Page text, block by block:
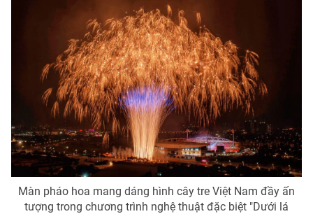
Màn pháo hoa mang dáng hình cây tre Việt Nam đầy ấn
tượng trong chương trình nghệ thuật đặc biệt "Dưới lá